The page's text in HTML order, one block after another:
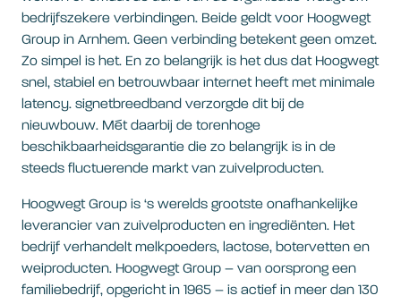
bedrijfszekere verbindingen. Beide geldt voor Hoogwegt
Group in Arnhem. Geen verbinding betekent geen omzet.
Zo simpel is het. En zo belangrijk is het dus dat Hoogwegt
snel, stabiel en betrouwbaar internet heeft met minimale
latency. signetbreedband verzorgde dit bij de
nieuwbouw. Mét daarbij de torenhoge
beschikbaarheidsgarantie die zo belangrijk is in de
steeds fluctuerende markt van zuivelproducten.
Hoogwegt Group is ‘s werelds grootste onafhankelijke
leverancier van zuivelproducten en ingrediënten. Het
bedrijf verhandelt melkpoeders, lactose, botervetten en
weiproducten. Hoogwegt Group – van oorsprong een
familiebedrijf, opgericht in 1965 – is actief in meer dan 130